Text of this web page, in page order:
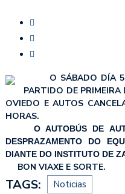
O SÁBADO DÍA
PARTIDO DE
OVIEDO E AUTOS
HORAS.
O AUTOBÚS DE
DESPRAZAMENTO DO
DIANTE DO INSTITUTO DE
BON VIAXE E SORTE.
TAGS: Noticias